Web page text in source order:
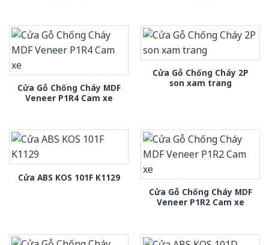
Cửa Gỗ Chống Cháy MDF
Veneer P1R4 Cam xe
Cửa Gỗ Chống Cháy 2P
son xam trang
Cửa ABS KOS 101F K1129
Cửa Gỗ Chống Cháy MDF
Veneer P1R2 Cam xe